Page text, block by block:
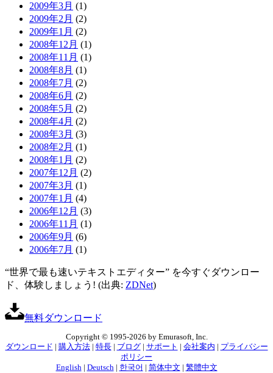
2009年3月 (1)
2009年2月 (2)
2009年1月 (2)
2008年12月 (1)
2008年11月 (1)
2008年8月 (1)
2008年7月 (2)
2008年6月 (2)
2008年5月 (2)
2008年4月 (2)
2008年3月 (3)
2008年2月 (1)
2008年1月 (2)
2007年12月 (2)
2007年3月 (1)
2007年1月 (4)
2006年12月 (3)
2006年11月 (1)
2006年9月 (6)
2006年7月 (1)
“世界で最も速いテキストエディター” を今すぐダウンロー
ド、体験しましょう! (出典: ZDNet)
無料ダウンロード
Copyright © 1995-2026 by Emurasoft, Inc.
ダウンロード
購入方法| 特長| ブログ| サポート 会社案内
プライバシー
ポリシー
English| Deutsch| 한국어 简体中文 繁體中文